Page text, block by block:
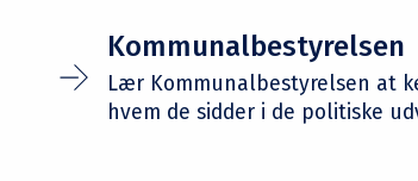
Kommunalbestyrelsen
Lær Kommunalbestyrelsen at
hvem de sidder i de politiske